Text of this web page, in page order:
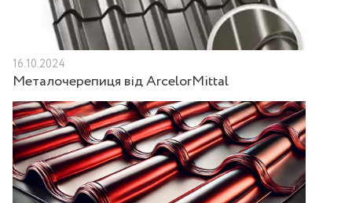
16.10.2024
Металочерепиця від ArcelorMittal